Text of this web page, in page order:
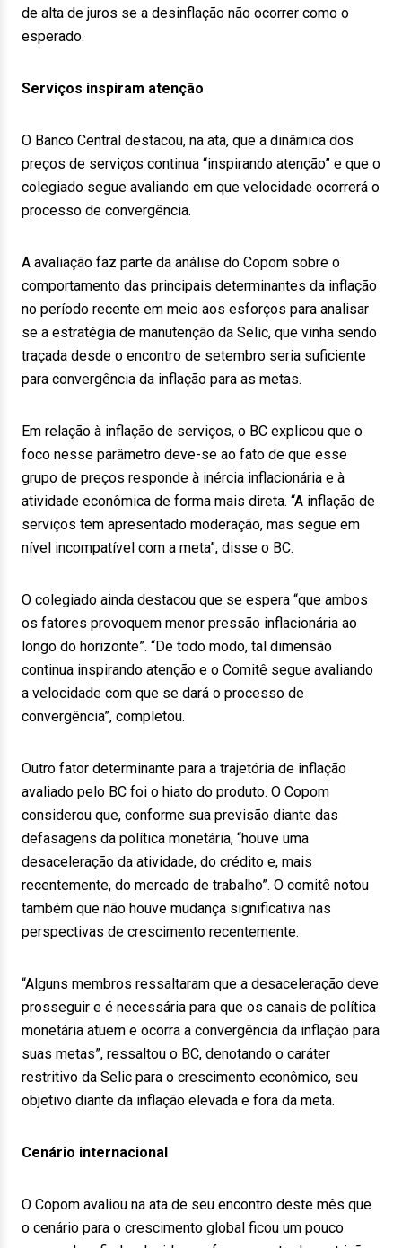
de alta de juros se a desinflação não ocorrer como o
esperado.
Serviços inspiram atenção
O Banco Central destacou, na ata, que a dinâmica dos
preços de serviços continua “inspirando atenção” e que o
colegiado segue avaliando em que velocidade ocorrerá o
processo de convergência.
A avaliação faz parte da análise do Copom sobre o
comportamento das principais determinantes da inflação
no período recente em meio aos esforços para analisar
se a estratégia de manutenção da Selic, que vinha sendo
traçada desde o encontro de setembro seria suficiente
para convergência da inflação para as metas.
Em relação à inflação de serviços, o BC explicou que o
foco nesse parâmetro deve-se ao fato de que esse
grupo de preços responde à inércia inflacionária e à
atividade econômica de forma mais direta. “A inflação de
serviços tem apresentado moderação, mas segue em
nível incompatível com a meta”, disse o BC.
O colegiado ainda destacou que se espera “que ambos
os fatores provoquem menor pressão inflacionária ao
longo do horizonte”. “De todo modo, tal dimensão
continua inspirando atenção e o Comitê segue avaliando
a velocidade com que se dará o processo de
convergência”, completou.
Outro fator determinante para a trajetória de inflação
avaliado pelo BC foi o hiato do produto. O Copom
considerou que, conforme sua previsão diante das
defasagens da política monetária, “houve uma
desaceleração da atividade, do crédito e, mais
recentemente, do mercado de trabalho”. O comitê notou
também que não houve mudança significativa nas
perspectivas de crescimento recentemente.
“Alguns membros ressaltaram que a desaceleração deve
prosseguir e é necessária para que os canais de política
monetária atuem e ocorra a convergência da inflação para
suas metas”, ressaltou o BC, denotando o caráter
restritivo da Selic para o crescimento econômico, seu
objetivo diante da inflação elevada e fora da meta.
Cenário internacional
O Copom avaliou na ata de seu encontro deste mês que
o cenário para o crescimento global ficou um pouco